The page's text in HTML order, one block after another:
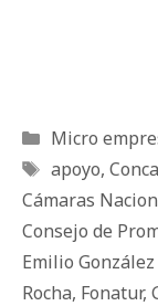
Categorías
Micro
Etiquetas
apoyo,
Cámaras
Consejo de
Emilio
Rocha, Fonatur,